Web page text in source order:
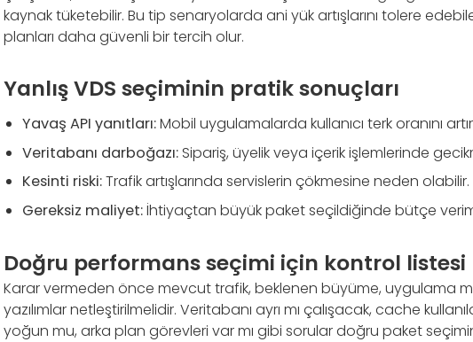
kaynak tüketebilir. Bu tip senaryolarda ani yük artışlarını tolere
planları daha güvenli bir tercih olur.
Yanlış VDS seçiminin pratik sonuçları
Yavaş API yanıtları:Mobil uygulamalarda kullanıcı terk oranını
Veritabanı darboğazı:Sipariş, üyelik veya içerik işlemlerinde
Kesinti riski:Trafik artışlarında servislerin çökmesine neden olabilir.
Gereksiz maliyet:İhtiyaçtan büyük paket seçildiğinde bütçe
Doğru performans seçimi için kontrol listesi
Karar vermeden önce mevcut trafik, beklenen büyüme, uygulama
yazılımlar netleştirilmelidir. Veritabanı ayrı mı çalışacak, cache
yoğun mu, arka plan görevleri var mı gibi sorular doğru paket